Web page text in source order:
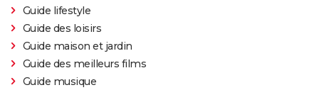
Guide lifestyle
Guide des loisirs
Guide maison et jardin
Guide des meilleurs films
Guide musique